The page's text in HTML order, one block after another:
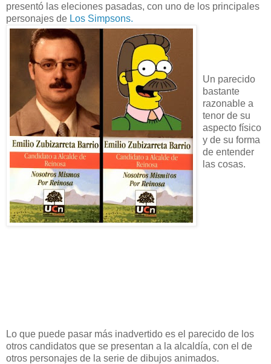
presentó las eleciones pasadas, con uno de los principales
personajes de Los Simpsons.
Un parecido
bastante
razonable a
tenor de su
aspecto físico
y de su forma
de entender
las cosas.
Lo que puede pasar más inadvertido es el parecido de los
otros candidatos que se presentan a la alcaldía, con el de
otros personajes de la serie de dibujos animados.